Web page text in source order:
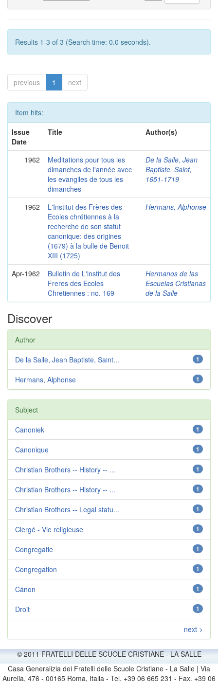
Results 1-3 of 3 (Search time: 0.0 seconds).
previous 1 next
Item hits:
Issue
Date
Title Author(s)
1962
Meditations pour tous les
dimanches de l'année avec
les evangiles de tous les
dimanches
De la Salle, Jean
Baptiste, Saint,
1651-1719
1962
L'Institut des Frères des
Ecoles chrétiennes à la
recherche de son statut
canonique: des origines
(1679) à la bulle de Benoit
XIII (1725)
Hermans, Alphonse
Apr-1962
Bulletin de L'institut des
Freres des Ecoles
Chretiennes : no. 169
Hermanos de las
Escuelas Cristianas
de la Salle
Discover
Author
1
De la Salle, Jean Baptiste, Saint...
1
Hermans, Alphonse
Subject
1
Canoniek
1
Canonique
1
Christian Brothers -- History -- ...
1
Christian Brothers -- History -- ...
1
Christian Brothers -- Legal statu...
1
Clergé - Vie religieuse
1
Congregatie
1
Congregation
1
Cánon
1
Droit
next >
© 2011 FRATELLI DELLE SCUOLE CRISTIANE - LA SALLE
Casa Generalizia dei Fratelli delle Scuole Cristiane - La Salle | Via
Aurelia, 476 - 00165 Roma, Italia - Tel. +39 06 665 231 - Fax. +39 06